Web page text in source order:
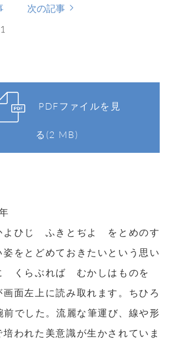
次の記事
PDFファイルを見
る(2 MB)
よひじ ふきとぢよ をとめのす
をとどめておきたいという思い
くらぶれば むかしはものを
面左上に読み取れます。ちひろ
でした。流麗な筆運び、線や形
われた美意識が生かされていま